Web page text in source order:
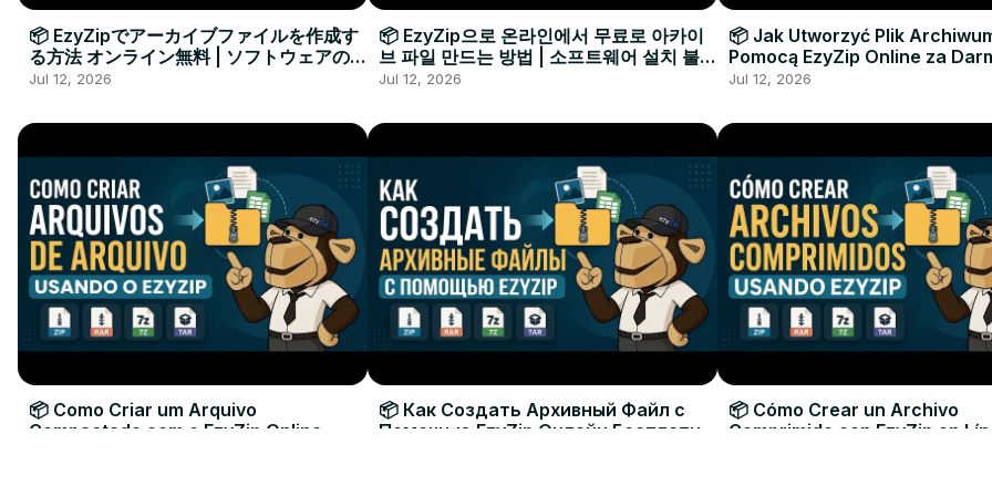
📦 EzyZipでアーカイブファイルを作成す
る方法 オンライン無料 | ソフトウェアのイ
ンストール不要
Jul 12, 2026
📦 EzyZip으로 온라인에서 무료로 아카이
브 파일 만드는 방법 | 소프트웨어 설치 불필
요
Jul 12, 2026
📦 Jak Utworzyć Plik
Pomocą EzyZip Online za
Instalacji Oprogramowania
Jul 12, 2026
📦 Como Criar um Arquivo
Compactado com o EzyZip Online
📦 Как Создать Архивный Файл с
Помощью EzyZip Онлайн Бесплатно
📦 Cómo Crear un Archivo
Comprimido con EzyZip en